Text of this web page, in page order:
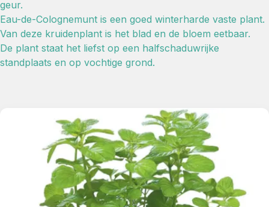
geur.
Eau-de-Colognemunt is een goed winterharde vaste plant.
Van deze kruidenplant is het blad en de bloem eetbaar.
De plant staat het liefst op een halfschaduwrijke
standplaats en op vochtige grond.